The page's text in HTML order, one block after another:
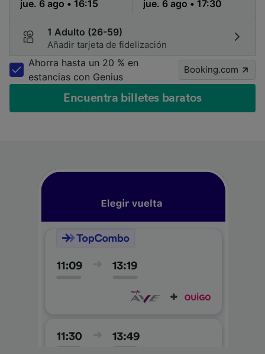
1 Adulto (26-59)
Añadir tarjeta de fidelización
Ahorra hasta un 20 % en
estancias con Genius
Booking.com
Encuentra billetes baratos